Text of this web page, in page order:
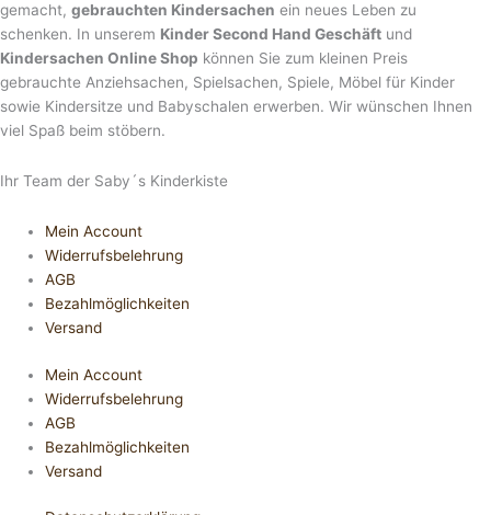
gemacht, gebrauchten Kindersachen ein neues Leben zu
schenken. In unserem Kinder Second Hand Geschäft und
Kindersachen Online Shop können Sie zum kleinen Preis
gebrauchte Anziehsachen, Spiel­sachen, Spiele, Möbel für Kinder
sowie Kindersitze und Babyschalen erwerben. Wir wünschen Ihnen
viel Spaß beim stöbern.
Ihr Team der Saby´s Kinderkiste
Mein Account
Widerrufsbelehrung
AGB
Bezahlmöglichkeiten
Versand
Mein Account
Widerrufsbelehrung
AGB
Bezahlmöglichkeiten
Versand